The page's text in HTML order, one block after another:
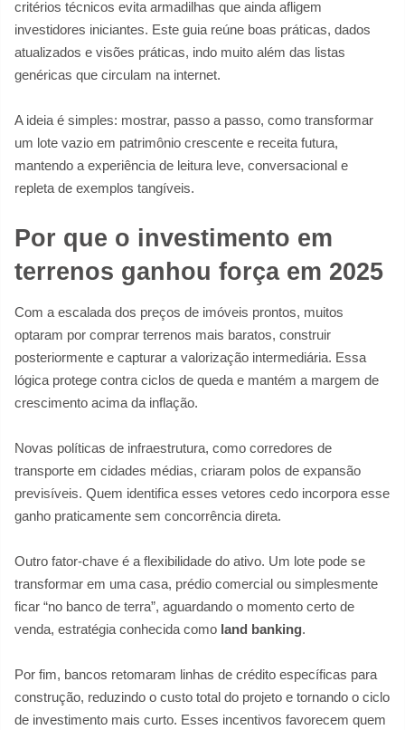
critérios técnicos evita armadilhas que ainda afligem
investidores iniciantes. Este guia reúne boas práticas, dados
atualizados e visões práticas, indo muito além das listas
genéricas que circulam na internet.
A ideia é simples: mostrar, passo a passo, como transformar
um lote vazio em patrimônio crescente e receita futura,
mantendo a experiência de leitura leve, conversacional e
repleta de exemplos tangíveis.
Por que o investimento em
terrenos ganhou força em 2025
Com a escalada dos preços de imóveis prontos, muitos
optaram por comprar terrenos mais baratos, construir
posteriormente e capturar a valorização intermediária. Essa
lógica protege contra ciclos de queda e mantém a margem de
crescimento acima da inflação.
Novas políticas de infraestrutura, como corredores de
transporte em cidades médias, criaram polos de expansão
previsíveis. Quem identifica esses vetores cedo incorpora esse
ganho praticamente sem concorrência direta.
Outro fator-chave é a flexibilidade do ativo. Um lote pode se
transformar em uma casa, prédio comercial ou simplesmente
ficar “no banco de terra”, aguardando o momento certo de
venda, estratégia conhecida como land banking.
Por fim, bancos retomaram linhas de crédito específicas para
construção, reduzindo o custo total do projeto e tornando o ciclo
de investimento mais curto. Esses incentivos favorecem quem